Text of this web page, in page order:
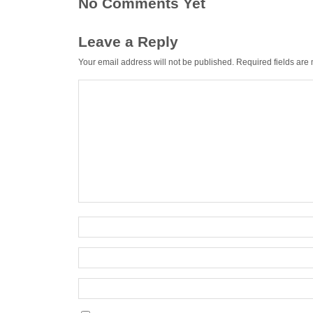
No Comments Yet
Leave a Reply
Your email address will not be published. Required fields are